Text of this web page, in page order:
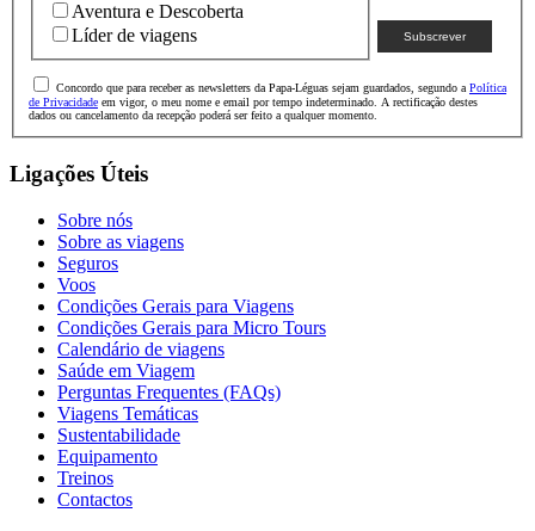
Aventura e Descoberta
Líder de viagens
Concordo que para receber as newsletters da Papa-Léguas sejam guardados, segundo aPolítica
de Privacidade em vigor, o meu nome e email por tempo indeterminado. A rectificação destes
dados ou cancelamento da recepção poderá ser feito a qualquer momento.
Ligações Úteis
Sobre nós
Sobre as viagens
Seguros
Voos
Condições Gerais para Viagens
Condições Gerais para Micro Tours
Calendário de viagens
Saúde em Viagem
Perguntas Frequentes (FAQs)
Viagens Temáticas
Sustentabilidade
Equipamento
Treinos
Contactos